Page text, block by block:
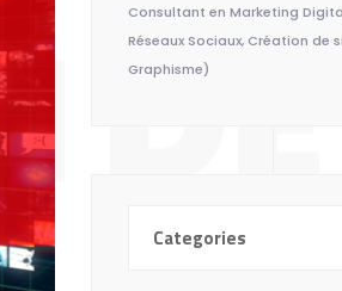
DE
Consultant en Marketing
Réseaux Sociaux, Création de
Graphisme)
Categories